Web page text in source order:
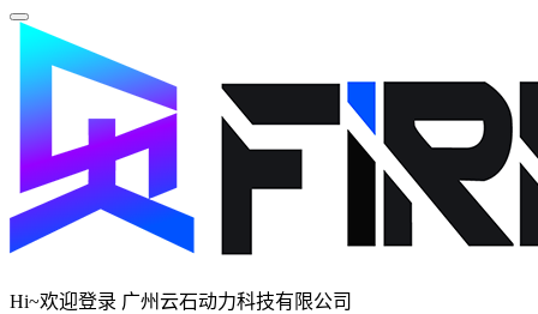
Hi~欢迎登录 广州云石动力科技有限公司